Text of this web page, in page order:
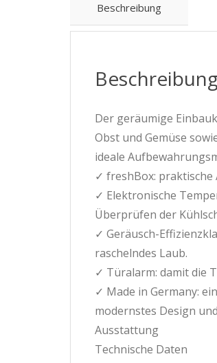
Beschreibung
Beschreibung
Der geräumige
Obst und Gemüse
ideale
✓ freshBox: praktische
✓ Elektronische
Überprüfen der
✓ Geräusch-
raschelndes Laub.
✓ Türalarm: damit die
✓ Made in Germany:
modernstes Design
Ausstattung
Technische Daten